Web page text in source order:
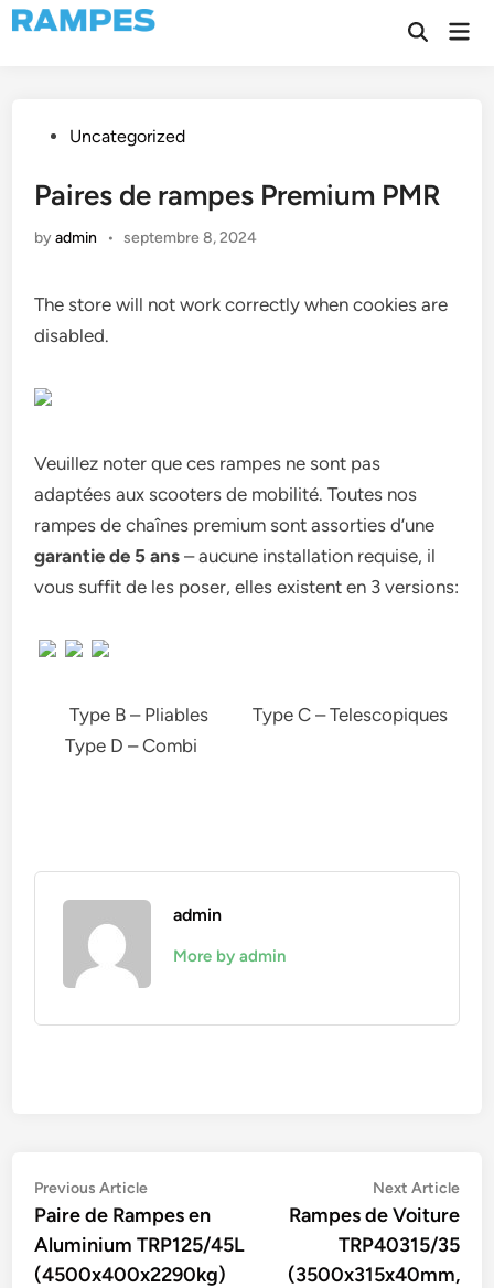
Skip
to
Open
PostedUncategorized
Paires de rampes Premium PMR
byadmin • septembre 8, 2024
The store will not work correctly when cookies are
disabled.
Veuillez noter que ces rampes ne sont pas
adaptées aux scooters de mobilité. Toutes nos
rampes de chaînes premium sont assorties d’une
garantie de 5 ans – aucune installation requise, il
vous suffit de les poser, elles existent en 3 versions:
Type B – Pliables Type C – Telescopiques
Type D – Combi
admin
More by admin
Navigation
de
l’article
Previous ArticlePrevious
article:
Paire de Rampes en
Aluminium TRP125/45L
(4500x400x2290kg)
Next Article
Rampes de Voiture
TRP40315/35
(3500x315x40mm,